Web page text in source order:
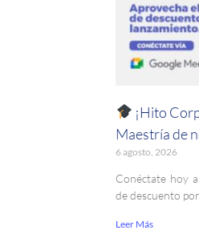
¡Hito
Maestría de
6 agosto, 2026
Conéctate hoy
de descuento
Leer Más